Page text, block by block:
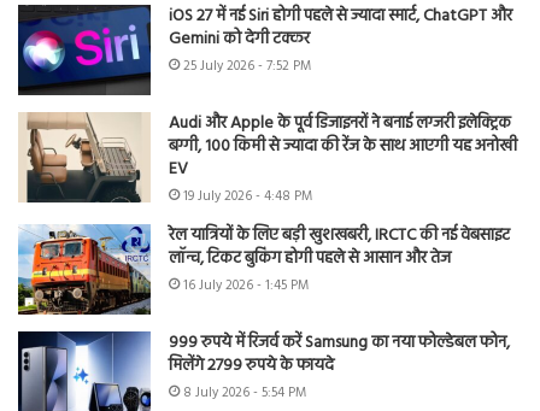
iOS 27 में नई Siri होगी पहले से ज्यादा स्मार्ट, ChatGPT और
Gemini को देगी टक्कर
25 July 2026 - 7:52 PM
Audi और Apple के पूर्व डिजाइनरों ने बनाई लग्जरी इलेक्ट्रिक
बग्गी, 100 किमी से ज्यादा की रेंज के साथ आएगी यह अनोखी
EV
19 July 2026 - 4:48 PM
रेल यात्रियों के लिए बड़ी खुशखबरी, IRCTC की नई वेबसाइट
लॉन्च, टिकट बुकिंग होगी पहले से आसान और तेज
16 July 2026 - 1:45 PM
999 रुपये में रिजर्व करें Samsung का नया फोल्डेबल फोन,
मिलेंगे 2799 रुपये के फायदे
8 July 2026 - 5:54 PM